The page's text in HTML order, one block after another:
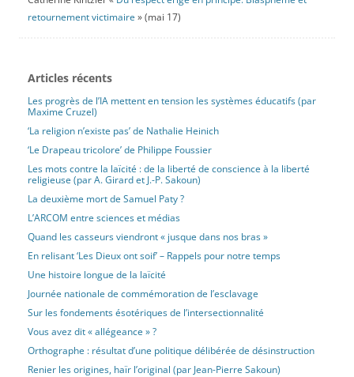
retournement victimaire » (mai 17)
Articles récents
Les progrès de l’IA mettent en tension les systèmes éducatifs (par
Maxime Cruzel)
‘La religion n’existe pas’ de Nathalie Heinich
‘Le Drapeau tricolore’ de Philippe Foussier
Les mots contre la laïcité : de la liberté de conscience à la liberté
religieuse (par A. Girard et J.-P. Sakoun)
La deuxième mort de Samuel Paty ?
L’ARCOM entre sciences et médias
Quand les casseurs viendront « jusque dans nos bras »
En relisant ‘Les Dieux ont soif’ – Rappels pour notre temps
Une histoire longue de la laïcité
Journée nationale de commémoration de l’esclavage
Sur les fondements ésotériques de l’intersectionnalité
Vous avez dit « allégeance » ?
Orthographe : résultat d’une politique délibérée de désinstruction
Renier les origines, haïr l’original (par Jean-Pierre Sakoun)